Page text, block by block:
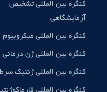
کنگره بین المللی تشخیص
آزمایشگاهی
کنگره بین المللی میکروبیوم
کنگره بین المللی ژن درمانی
کنگره بین المللی ژنتیک